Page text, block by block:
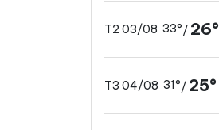
T2 03/08 33°/ 26°
T3 04/08 31°/ 25°